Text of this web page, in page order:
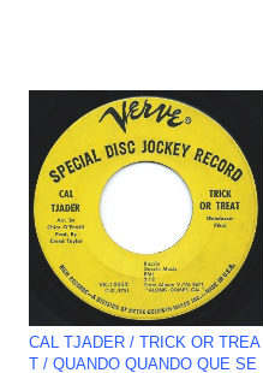
CAL TJADER / TRICK OR TREA
T / QUANDO QUANDO QUE SE